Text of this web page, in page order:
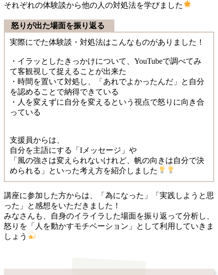
それぞれの体験談から他の人の対処法を学びました
怒りが出た場面を振り返る
実際にでた体験談・対処法はこんなものがありました！
・イラッとしたきっかけについて、YouTubeで調べてみ
て客観視して捉えることが出来た
・時間を置いて対処し、「あれでよかったんだ」と自分
を認めることで納得できている
・人を変えずに自分を変えるという視点で怒りに向き合
っている
支援員からは、
自分を主語にする「Iメッセージ」や
「風の強さは変えられないけれど、帆の向きは自分で決
められる」といった考え方を紹介しました
講座に参加した方からは、「為になった」「実践しようと思
った」と感想をいただきました！
みなさんも、自身のイライラした場面を振り返って分析し、
怒りを「人を動かすモチベーション」として利用していきま
しょう